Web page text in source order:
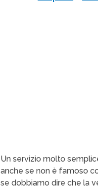
Un servizio molto
anche se non è famoso
se dobbiamo dire che la